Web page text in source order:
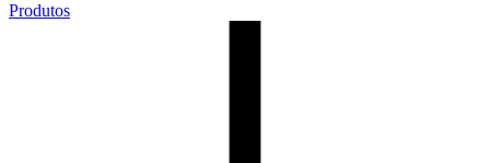
Produtos